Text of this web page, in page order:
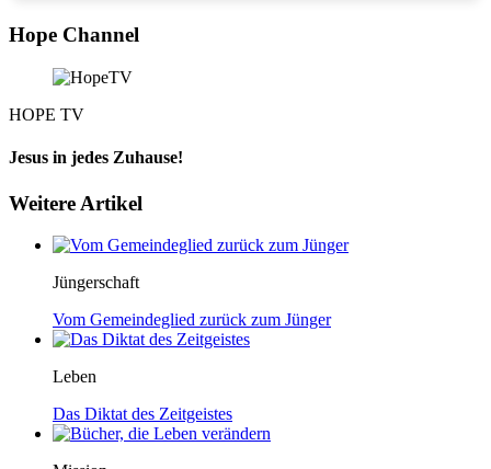
Hope Channel
HOPE TV
Jesus in jedes Zuhause!
Weitere Artikel
Jüngerschaft
Vom Gemeindeglied zurück zum Jünger
Leben
Das Diktat des Zeitgeistes